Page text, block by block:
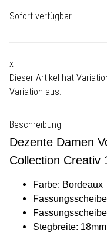
Sofort verfügbar
x
Dieser Artikel hat
Variation aus.
Beschreibung
Dezente Damen
Collection Creativ
Farbe: Bordeaux
Stegbreite: 18mm